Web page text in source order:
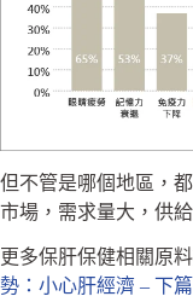
但不管是哪個地區，
市場，需求量大，供
更多保肝保健相關原
勢：小心肝經濟 – 下篇